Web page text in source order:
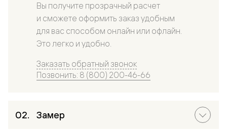
Вы получите прозрачный расчет
и сможете оформить заказ удобным
для вас способом онлайн или офлайн.
Это легко и удобно.
Заказать обратный звонок
Позвонить: 8 (800) 200-46-66
Замер